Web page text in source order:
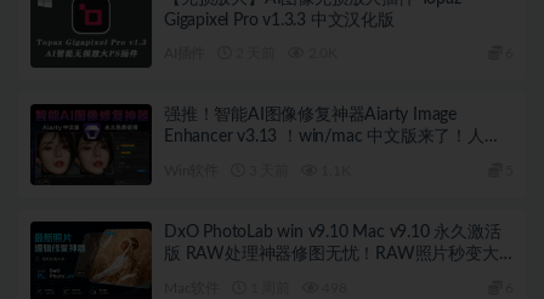
Gigapixel Pro v1.3.3 中文汉化版
强推！智能AI图像修复神器Aiarty Image
Enhancer v3.13 ！win/mac 中文版来了！人脸
DxO PhotoLab win v9.10 Mac v9.10 永久激活
版 RAW处理神器修图无忧！RAW照片秒变大